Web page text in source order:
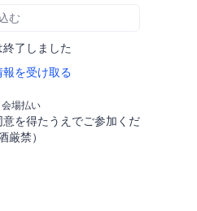
む
了しました
を受け取る
会場払い
を得たうえでご参加くだ
厳禁）